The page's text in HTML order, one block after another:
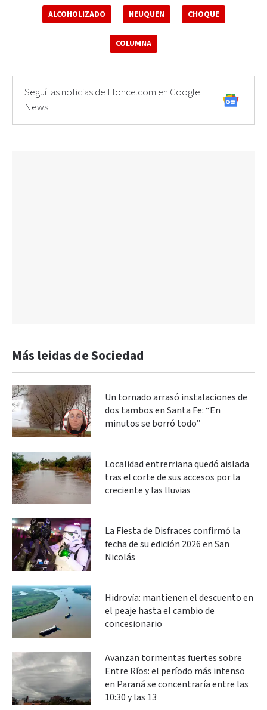
ALCOHOLIZADO NEUQUEN CHOQUE
COLUMNA
Seguí las noticias de Elonce.com en Google
News
Más leidas de Sociedad
Un tornado arrasó instalaciones de
dos tambos en Santa Fe: “En
minutos se borró todo”
Localidad entrerriana quedó aislada
tras el corte de sus accesos por la
creciente y las lluvias
La Fiesta de Disfraces confirmó la
fecha de su edición 2026 en San
Nicolás
Hidrovía: mantienen el descuento en
el peaje hasta el cambio de
concesionario
Avanzan tormentas fuertes sobre
Entre Ríos: el período más intenso
en Paraná se concentraría entre las
10:30 y las 13